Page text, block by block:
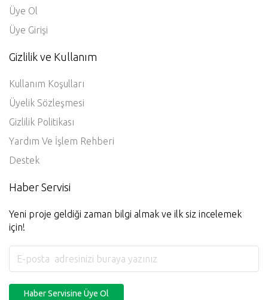
Üye Ol
Üye Girişi
Gizlilik ve Kullanım
Kullanım Koşulları
Üyelik Sözleşmesi
Gizlilik Politikası
Yardım Ve İşlem Rehberi
Destek
Haber Servisi
Yeni proje geldiği zaman bilgi almak ve ilk siz incelemek
için!
Haber Servisine Üye Ol